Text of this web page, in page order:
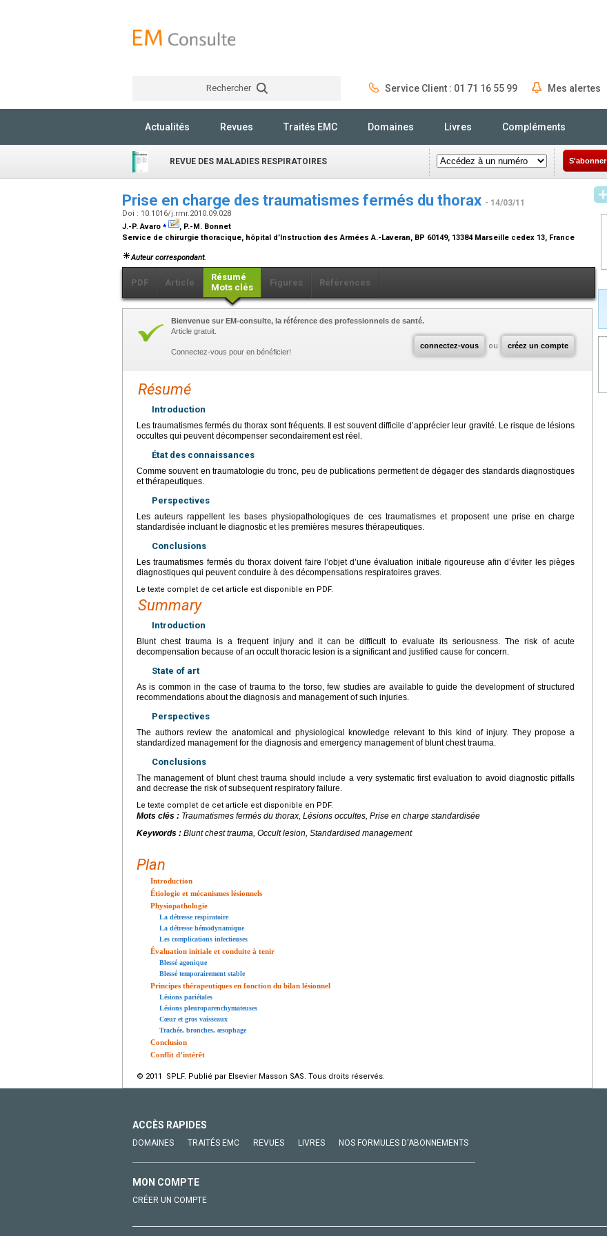
Rechercher Service Client : 01 71 16 55 99 Mes alertes
Actualités Revues Traités EMC Domaines Livres Compléments
REVUE DES MALADIES RESPIRATOIRES S'abonner
Prise en charge des traumatismes fermés du thorax - 14/03/11
Doi : 10.1016/j.rmr.2010.09.028
J.-P. Avaro ⁎
, P.-M. Bonnet
Service de chirurgie thoracique, hôpital d’Instruction des Armées A.-Laveran, BP 60149, 13384 Marseille cedex 13, France
Auteur correspondant.
PDF Article
Résumé
Mots clés
Figures Références
connectez-vous ou créez un compte
Bienvenue sur EM-consulte, la référence des professionnels de santé.
Article gratuit.
Connectez-vous pour en bénéficier!
Résumé
Introduction
Les traumatismes fermés du thorax sont fréquents. Il est souvent difficile d’apprécier leur gravité. Le risque de lésions
occultes qui peuvent décompenser secondairement est réel.
État des connaissances
Comme souvent en traumatologie du tronc, peu de publications permettent de dégager des standards diagnostiques
et thérapeutiques.
Perspectives
Les auteurs rappellent les bases physiopathologiques de ces traumatismes et proposent une prise en charge
standardisée incluant le diagnostic et les premières mesures thérapeutiques.
Conclusions
Les traumatismes fermés du thorax doivent faire l’objet d’une évaluation initiale rigoureuse afin d’éviter les pièges
diagnostiques qui peuvent conduire à des décompensations respiratoires graves.
Le texte complet de cet article est disponible en PDF.
Summary
Introduction
Blunt chest trauma is a frequent injury and it can be difficult to evaluate its seriousness. The risk of acute
decompensation because of an occult thoracic lesion is a significant and justified cause for concern.
State of art
As is common in the case of trauma to the torso, few studies are available to guide the development of structured
recommendations about the diagnosis and management of such injuries.
Perspectives
The authors review the anatomical and physiological knowledge relevant to this kind of injury. They propose a
standardized management for the diagnosis and emergency management of blunt chest trauma.
Conclusions
The management of blunt chest trauma should include a very systematic first evaluation to avoid diagnostic pitfalls
and decrease the risk of subsequent respiratory failure.
Le texte complet de cet article est disponible en PDF.
Mots clés : Traumatismes fermés du thorax, Lésions occultes, Prise en charge standardisée
Keywords : Blunt chest trauma, Occult lesion, Standardised management
Plan
Introduction
Étiologie et mécanismes lésionnels
Physiopathologie
La détresse respiratoire
La détresse hémodynamique
Les complications infectieuses
Évaluation initiale et conduite à tenir
Blessé agonique
Blessé temporairement stable
Principes thérapeutiques en fonction du bilan lésionnel
Lésions pariétales
Lésions pleuroparenchymateuses
Cœur et gros vaisseaux
Trachée, bronches, œsophage
Conclusion
Conflit d’intérêt
© 2011 SPLF. Publié par Elsevier Masson SAS. Tous droits réservés.
ACCÈS RAPIDES
DOMAINES TRAITÉS EMC REVUES LIVRES NOS FORMULES D'ABONNEMENTS
MON COMPTE
CRÉER UN COMPTE